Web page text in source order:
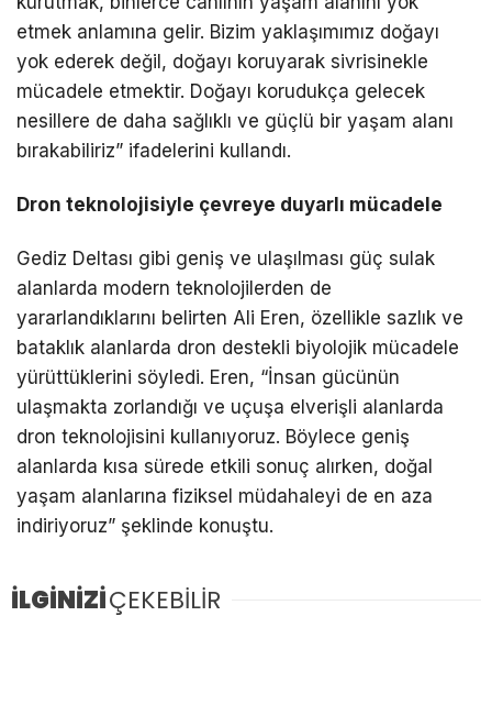
etmek anlamına gelir. Bizim yaklaşımımız doğayı
yok ederek değil, doğayı koruyarak sivrisinekle
mücadele etmektir. Doğayı korudukça gelecek
nesillere de daha sağlıklı ve güçlü bir yaşam alanı
bırakabiliriz” ifadelerini kullandı.
Dron teknolojisiyle çevreye duyarlı mücadele
Gediz Deltası gibi geniş ve ulaşılması güç sulak
alanlarda modern teknolojilerden de
yararlandıklarını belirten Ali Eren, özellikle sazlık ve
bataklık alanlarda dron destekli biyolojik mücadele
yürüttüklerini söyledi. Eren, “İnsan gücünün
ulaşmakta zorlandığı ve uçuşa elverişli alanlarda
dron teknolojisini kullanıyoruz. Böylece geniş
alanlarda kısa sürede etkili sonuç alırken, doğal
yaşam alanlarına fiziksel müdahaleyi de en aza
indiriyoruz” şeklinde konuştu.
İLGİNİZİÇEKEBİLİR